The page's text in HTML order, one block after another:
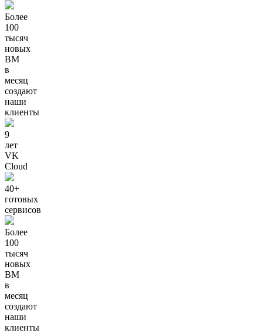
Более
100
тысяч
новых
ВМ
в
месяц
создают
наши
клиенты
9
лет
VK
Cloud
40+
готовых
сервисов
Более
100
тысяч
новых
ВМ
в
месяц
создают
наши
клиенты